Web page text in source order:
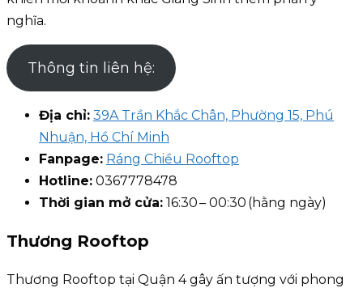
nghĩa.
Thông tin liên hệ:
Địa chỉ: 39A Trần Khắc Chân, Phường 15, Phú
Nhuận, Hồ Chí Minh
Fanpage: Ráng Chiều Rooftop
Hotline: 0367778478
Thời gian mở cửa: 16:30 – 00:30 (hằng ngày)
Thương Rooftop
Thương Rooftop tại Quận 4 gây ấn tượng với phong